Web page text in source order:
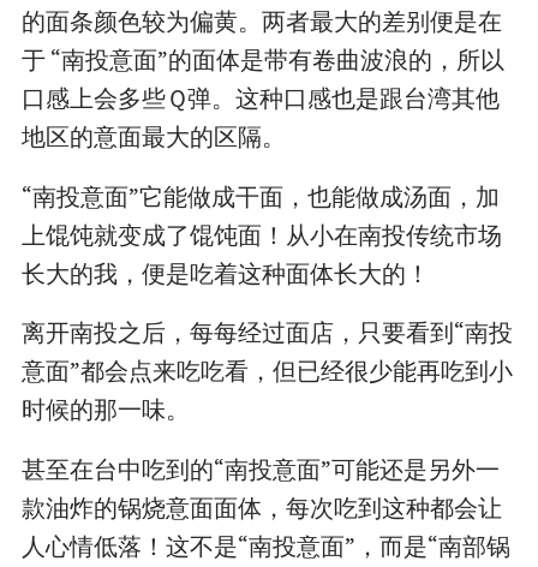
的面条颜色较为偏黄。两者最大的差别便是在
于 “南投意面”的面体是带有卷曲波浪的，所以
口感上会多些Ｑ弹。这种口感也是跟台湾其他
地区的意面最大的区隔。
“南投意面”它能做成干面，也能做成汤面，加
上馄饨就变成了馄饨面！从小在南投传统市场
长大的我，便是吃着这种面体长大的！
离开南投之后，每每经过面店，只要看到“南投
意面”都会点来吃吃看，但已经很少能再吃到小
时候的那一味。
甚至在台中吃到的“南投意面”可能还是另外一
款油炸的锅烧意面面体，每次吃到这种都会让
人心情低落！这不是“南投意面”，而是“南部锅